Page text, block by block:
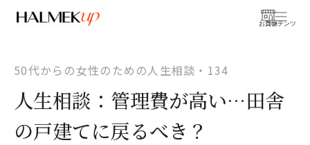
お買物
コンテンツ
50代からの女性のための人生相談・134
人生相談：管理費が高い…田舎
の戸建てに戻るべき？